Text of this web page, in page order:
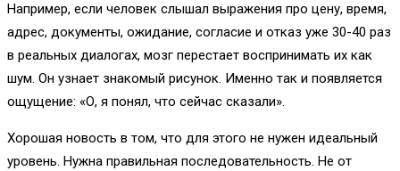
Например, если человек слышал выражения про цену, время,
адрес, документы, ожидание, согласие и отказ уже 30-40 раз
в реальных диалогах, мозг перестает воспринимать их как
шум. Он узнает знакомый рисунок. Именно так и появляется
ощущение: «О, я понял, что сейчас сказали».
Хорошая новость в том, что для этого не нужен идеальный
уровень. Нужна правильная последовательность. Не от